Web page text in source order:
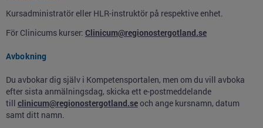
Kursadministratör eller HLR-instruktör på respektive enhet.
För Clinicums kurser: Clinicum@regionostergotland.se
Avbokning
Du avbokar dig själv i Kompetensportalen, men om du vill avboka
efter sista anmälningsdag, skicka ett e-postmeddelande
till clinicum@regionostergotland.seoch ange kursnamn, datum
samt ditt namn.